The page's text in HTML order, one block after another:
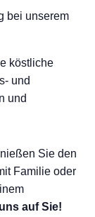
bei unserem
köstliche
und
und
Sie den
Familie oder
auf Sie!